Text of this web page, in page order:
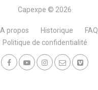
Capexpe © 2026
A propos Historique FAQ
Politique de confidentialité